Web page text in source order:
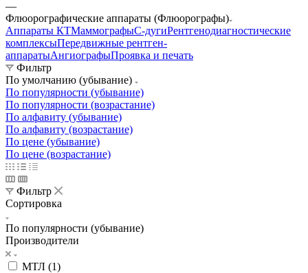
—
Флюорографические аппараты (Флюорографы)
Аппараты КТМаммографыС-дугиРентгенодиагностические
комплексыПередвижные рентген-
аппаратыАнгиографыПроявка и печать
Фильтр
По умолчанию (убывание)
По популярности (убывание)
По популярности (возрастание)
По алфавиту (убывание)
По алфавиту (возрастание)
По цене (убывание)
По цене (возрастание)
Фильтр
Сортировка
По популярности (убывание)
Производители
МТЛ (1)